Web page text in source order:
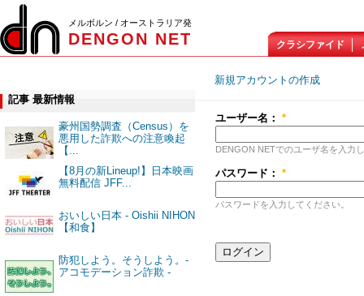
メルボルン / オーストラリア発
DENGON NET クラシファイド
記事 最新情報
豪州国勢調査（Census）を
悪用した詐欺への注意喚起
【...
【8月の新Lineup!】日本映画
無料配信 JFF...
おいしい日本 - Oishii NIHON
【和食】
防犯しよう。そうしよう。-
アコモデーション詐欺 -
新規アカウントの作成
ユーザー名： *
DENGON NETでのユーザ名を入力
パスワード： *
パスワードを入力してください。